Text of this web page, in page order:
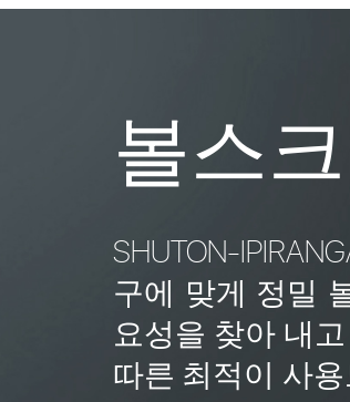
볼스
SHUTON-
구에 맞게 정밀
요성을 찾아 내
따른 최적이 사